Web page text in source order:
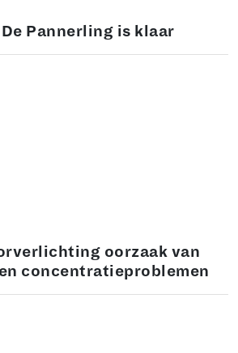
Pannerling is klaar
oorzaak van
concentratieproblemen